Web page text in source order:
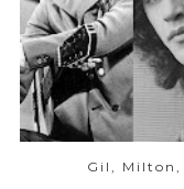
Gil, Milton,